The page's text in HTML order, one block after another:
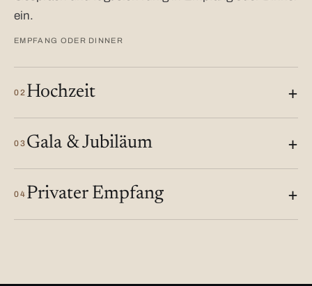
ein.
EMPFANG ODER DINNER
02 Hochzeit
03 Gala & Jubiläum
04 Privater Empfang